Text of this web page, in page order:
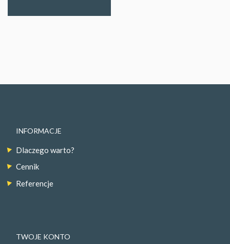
INFORMACJE
Dlaczego warto?
Cennik
Referencje
TWOJE KONTO